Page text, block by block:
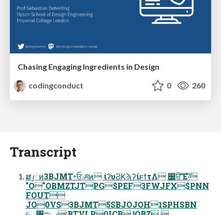
Chasing Engaging Ingredients in Design
codingconduct
0 260
Transcript
ສ༿ͷ3BJMT৽ਓݚमͷ ίʔυϨϏϡʔίϝϯτΛ ෼ੳͯ͠Έ·ͨ͠
"O"OBMZTJTPG$PEF3FWJFX$PNN
FOUT
JO0VS3BJMT5SBJOJOH1SPHSBN